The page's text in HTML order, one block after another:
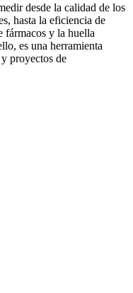
desde la calidad de los
hasta la eficiencia de
fármacos y la huella
es una herramienta
proyectos de